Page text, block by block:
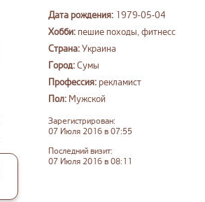
Дата рождения: 1979-05-04
Хобби:пешие походы, фитнесс
Страна:Украина
Город:Сумы
Профессия:рекламист
Пол: Мужской
Зарегистрирован:
07 Июля 2016 в 07:55
Последний визит:
07 Июля 2016 в 08:11